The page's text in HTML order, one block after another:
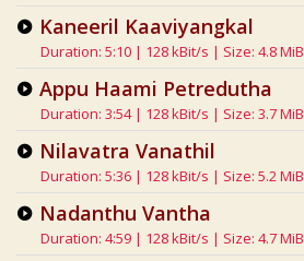
Kaneeril Kaaviyangkal
Duration: 5:10 | 128 kBit/s | Size: 4.8 MiB
Appu Haami Petredutha
Duration: 3:54 | 128 kBit/s | Size: 3.7 MiB
Nilavatra Vanathil
Duration: 5:36 | 128 kBit/s | Size: 5.2 MiB
Nadanthu Vantha
Duration: 4:59 | 128 kBit/s | Size: 4.7 MiB